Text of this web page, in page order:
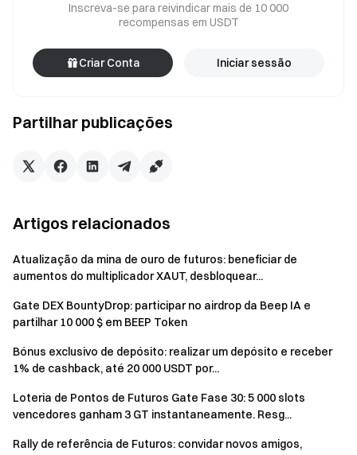
Inscrever-se (SIGN):
Sign está a construir uma infraestrutura global para
verificação de credenciais e distribuição de tokens, com
dois produtos principais:
de cadeia completa que fornece suporte de infraestrutura
pública digital para governos e serve como a camada
subjacente para aplicações descentralizadas.
Partilhar publicações
Inscreva-se para reivindicar mais de 10 000
recompensas em USDT
Criar Conta Iniciar sessão
Artigos relacionados
Atualização da mina de ouro de futuros: beneficiar de
aumentos do multiplicador XAUT, desbloquear...
Gate DEX BountyDrop: participar no airdrop da Beep IA e
partilhar 10 000 $ em BEEP Token
Bónus exclusivo de depósito: realizar um depósito e receber
1% de cashback, até 20 000 USDT por...
Loteria de Pontos de Futuros Gate Fase 30: 5 000 slots
vencedores ganham 3 GT instantaneamente. Resg...
Rally de referência de Futuros: convidar novos amigos,